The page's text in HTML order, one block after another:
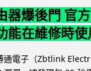
器爆後門 官
能在維修時使
通電子（Zbtlink